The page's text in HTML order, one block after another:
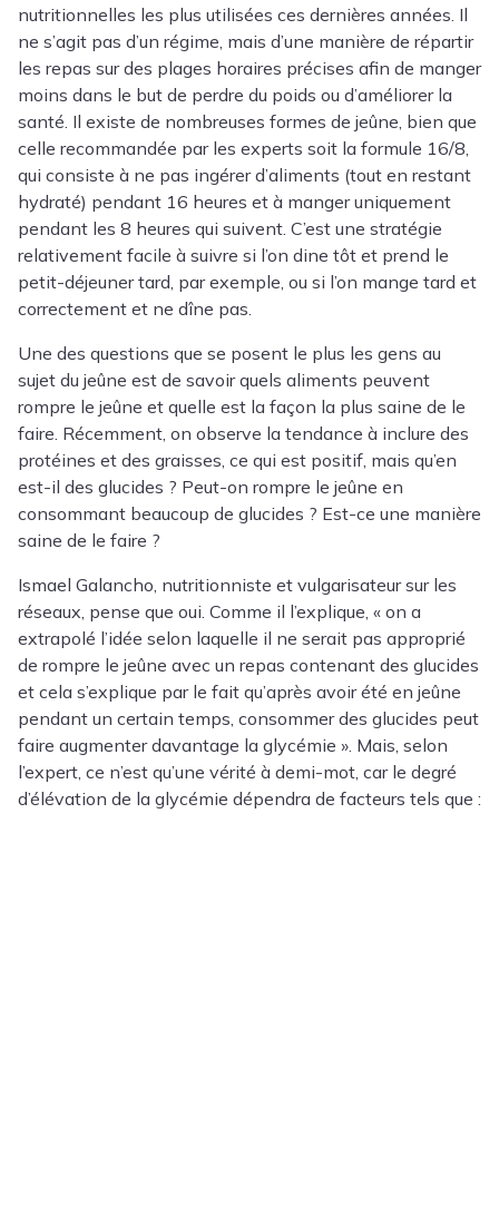
nutritionnelles les plus utilisées ces dernières années. Il
ne s’agit pas d’un régime, mais d’une manière de répartir
les repas sur des plages horaires précises afin de manger
moins dans le but de perdre du poids ou d’améliorer la
santé. Il existe de nombreuses formes de jeûne, bien que
celle recommandée par les experts soit la formule 16/8,
qui consiste à ne pas ingérer d’aliments (tout en restant
hydraté) pendant 16 heures et à manger uniquement
pendant les 8 heures qui suivent. C’est une stratégie
relativement facile à suivre si l’on dine tôt et prend le
petit-déjeuner tard, par exemple, ou si l’on mange tard et
correctement et ne dîne pas.
Une des questions que se posent le plus les gens au
sujet du jeûne est de savoir quels aliments peuvent
rompre le jeûne et quelle est la façon la plus saine de le
faire. Récemment, on observe la tendance à inclure des
protéines et des graisses, ce qui est positif, mais qu’en
est-il des glucides ? Peut-on rompre le jeûne en
consommant beaucoup de glucides ? Est-ce une manière
saine de le faire ?
Ismael Galancho, nutritionniste et vulgarisateur sur les
réseaux, pense que oui. Comme il l’explique, « on a
extrapolé l’idée selon laquelle il ne serait pas approprié
de rompre le jeûne avec un repas contenant des glucides
et cela s’explique par le fait qu’après avoir été en jeûne
pendant un certain temps, consommer des glucides peut
faire augmenter davantage la glycémie ». Mais, selon
l’expert, ce n’est qu’une vérité à demi-mot, car le degré
d’élévation de la glycémie dépendra de facteurs tels que :